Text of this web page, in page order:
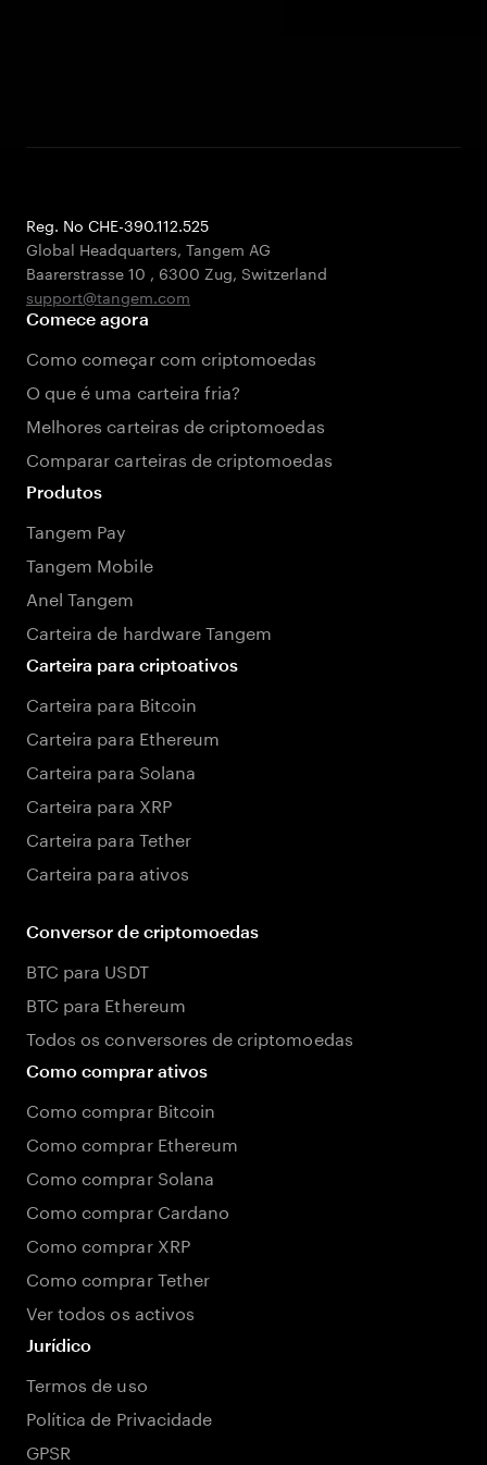
Reg. No CHE-390.112.525
Global Headquarters, Tangem AG
Baarerstrasse 10 , 6300 Zug, Switzerland
support@tangem.com
Comece agora
Como começar com criptomoedas
O que é uma carteira fria?
Melhores carteiras de criptomoedas
Comparar carteiras de criptomoedas
Produtos
Tangem Pay
Tangem Mobile
Anel Tangem
Carteira de hardware Tangem
Carteira para criptoativos
Carteira para Bitcoin
Carteira para Ethereum
Carteira para Solana
Carteira para XRP
Carteira para Tether
Carteira para ativos
Conversor de criptomoedas
BTC para USDT
BTC para Ethereum
Todos os conversores de criptomoedas
Como comprar ativos
Como comprar Bitcoin
Como comprar Ethereum
Como comprar Solana
Como comprar Cardano
Como comprar XRP
Como comprar Tether
Ver todos os activos
Jurídico
Termos de uso
Política de Privacidade
GPSR